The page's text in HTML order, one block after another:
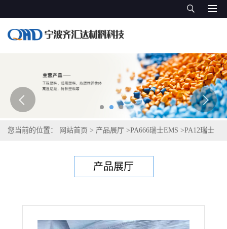
您当前的位置： 网站首页 > 产品展厅 >PA666瑞士EMS >PA12瑞士
产品展厅